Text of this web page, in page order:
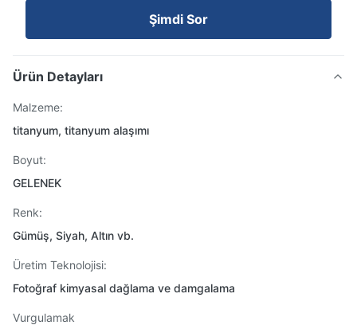
Şimdi Sor
Ürün Detayları
Malzeme:
titanyum, titanyum alaşımı
Boyut:
GELENEK
Renk:
Gümüş, Siyah, Altın vb.
Üretim Teknolojisi:
Fotoğraf kimyasal dağlama ve damgalama
Vurgulamak